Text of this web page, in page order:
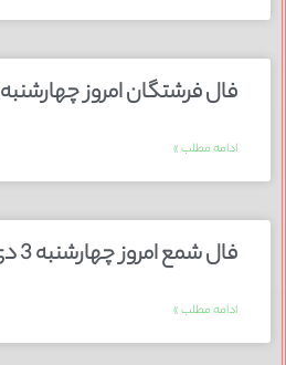
فال فرشتگان امروز چهارشنبه 3 دی 1404
ادامه مطلب »
فال شمع امروز چهارشنبه 3 دی 1404
ادامه مطلب »